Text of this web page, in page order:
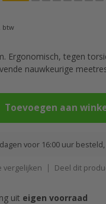
btw
Ergonomisch, tegen
nauwkeurige
Toevoegen aan
voor 16:00 uur
vergelijken Deel dit
uit eigen voorraad